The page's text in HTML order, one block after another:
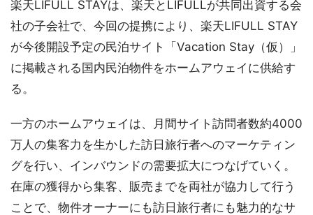
楽天LIFULL STAYは、楽天とLIFULLが共同出資する会
社の子会社で、今回の提携により、楽天LIFULL STAY
が今後開設予定の民泊サイト「Vacation Stay（仮）」
に掲載される国内民泊物件をホームアウェイに供給す
る。
一方のホームアウェイは、月間サイト訪問者数約4000
万人の集客力を生かした訪日旅行者へのマーケティン
グを行い、インバウンドの需要拡大につなげていく。
在庫の獲得から集客、販売までを両社が協力して行う
ことで、物件オーナーにも訪日旅行者にも魅力的なサ